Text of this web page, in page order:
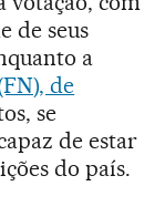
de seus
a
de
se
de estar
do país.